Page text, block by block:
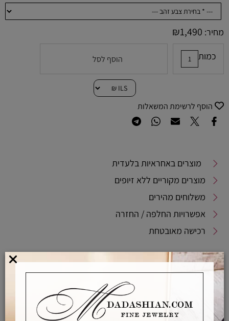
מחיר: ₪1,490
כמות הוסף לסל
הוסף לרשימת המשאלות
מוצרים באחראיות בלעדית
מוצרים מקוריים ללא זיופים
משלוחים מהירים
אפשרויות החלפה / החזרה
רכישה מאובטחת
אחראיות בלעדית משלוחים מהירים